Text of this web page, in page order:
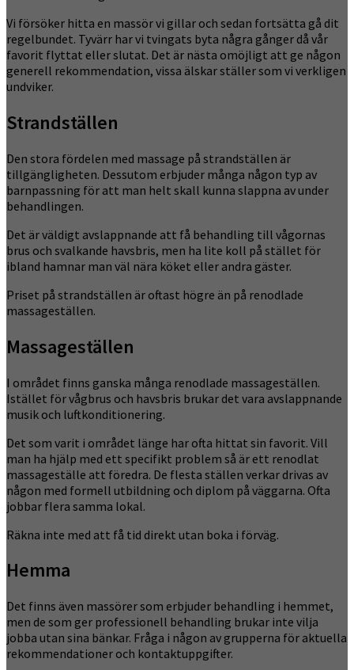
Vi försöker hitta en massör vi gillar och sedan fortsätta gå dit
regelbundet. Tyvärr har vi tvingats byta några gånger då vår
favorit flyttat eller slutat. Det är nästa omöjligt att ge någon
generell rekommendation, vissa älskar ställer som vi verkligen
undviker.
Strandställen
Den stora fördelen med massage på strandställen är
tillgängligheten. Dessutom erbjuder många någon typ av
barnpassning för att man helt skall kunna slappna av under
behandlingen.
Det är väldigt avslappnande att få behandling till vågornas
brus och svalkande havsbris, men ha lite koll på stället för
ibland hamnar man väl nära köket eller andra gäster.
Priset på strandställen är oftast högre än på renodlade
massageställen.
Massageställen
I området finns ganska många renodlade massageställen.
Istället för vågbrus och havsbris brukar det vara avslappnande
musik och luftkonditionering.
Det som varit i området länge har ofta hittat sin favorit. Vill
man ha hjälp med ett specifikt problem så är ett renodlat
massageställe att föredra. De flesta ställen verkar drivas av
någon med formell utbildning och diplom på väggarna. Ofta
jobbar flera samma lokal.
Räkna inte med att få tid direkt utan boka i förväg.
Hemma
Det finns även massörer som erbjuder behandling i hemmet,
men de som ger professionell behandling brukar inte vilja
jobba utan sina bänkar. Fråga i någon av grupperna för aktuella
rekommendationer och kontaktuppgifter.